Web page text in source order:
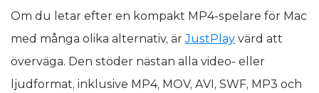
Om du letar efter en kompakt MP4-spelare för Mac
med många olika alternativ, ärJustPlay värd att
överväga. Den stöder nästan alla video- eller
ljudformat, inklusive MP4, MOV, AVI, SWF, MP3 och